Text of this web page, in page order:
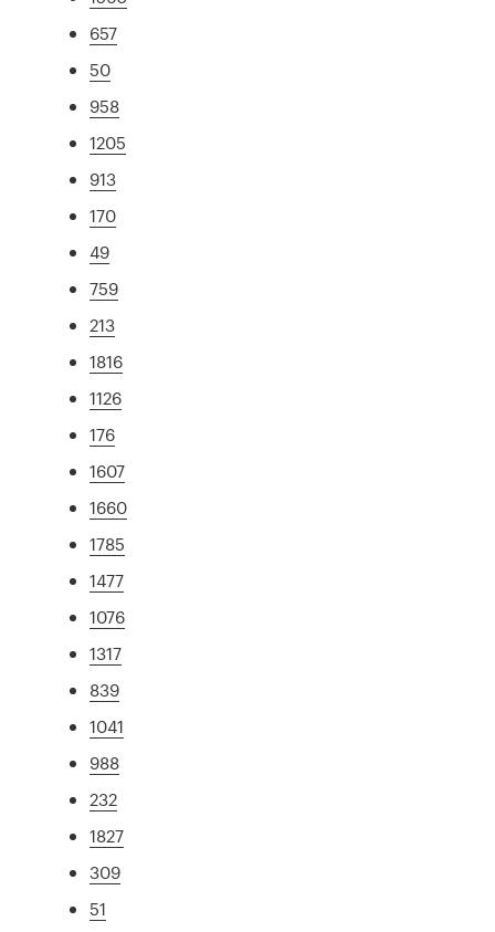
657
50
958
1205
913
170
49
759
213
1816
1126
176
1607
1660
1785
1477
1076
1317
839
1041
988
232
1827
309
51